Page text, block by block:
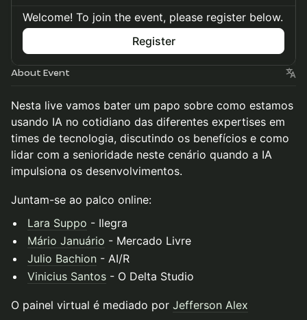
Welcome! To join the event, please register below.
Register
About Event
Nesta live vamos bater um papo sobre como estamos
usando IA no cotidiano das diferentes expertises em
times de tecnologia, discutindo os benefícios e como
lidar com a senioridade neste cenário quando a IA
impulsiona os desenvolvimentos.
Juntam-se ao palco online:
Lara Suppo - Ilegra
Mário Januário - Mercado Livre
Julio Bachion - AI/R
Vinicius Santos - O Delta Studio
O painel virtual é mediado por Jefferson Alex